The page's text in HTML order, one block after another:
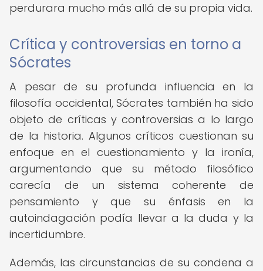
perdurara mucho más allá de su propia vida.
Crítica y controversias en torno a
Sócrates
A pesar de su profunda influencia en la
filosofía occidental, Sócrates también ha sido
objeto de críticas y controversias a lo largo
de la historia. Algunos críticos cuestionan su
enfoque en el cuestionamiento y la ironía,
argumentando que su método filosófico
carecía de un sistema coherente de
pensamiento y que su énfasis en la
autoindagación podía llevar a la duda y la
incertidumbre.
Además, las circunstancias de su condena a